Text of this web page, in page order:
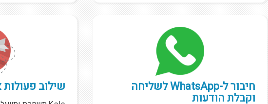
חיבור ל-WhatsApp לשליחה
וקבלת הודעות
שילוב פעולות